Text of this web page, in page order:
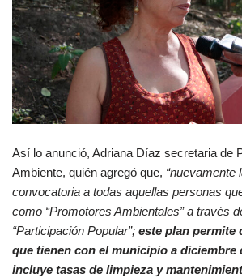
Así lo anunció, Adriana Díaz secretaria de
Ambiente, quién agregó que, “nuevamente
convocatoria a todas aquellas personas
como “Promotores Ambientales” a través
“Participación Popular”; este plan permite
que tienen con el municipio a diciembre
incluye tasas de limpieza y